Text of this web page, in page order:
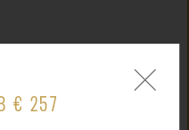
€ 257